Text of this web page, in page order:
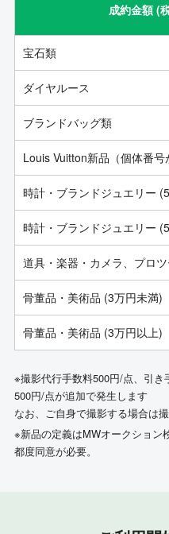
成約金額 (
宝石類
ダイヤルース
ブランドバッグ類
Louis Vuitton新品（個体番号
時計・ブランドジュエリー
時計・ブランドジュエリー
道具・楽器・カメラ、プロ
骨董品・美術品 (3万円未満)
骨董品・美術品 (3万円以上)
※撮影代行手数料500円/点、引
500円/点が追加で発生します
なお、ご自身で撮影する場合は
※新品の定義はMWオークション
都度同意が必要。